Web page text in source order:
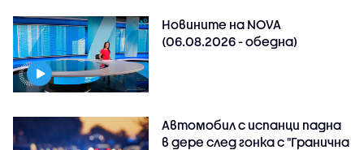
Новините на NOVA
(06.08.2026 - обедна)
Автомобил с испанци падна
в дере след гонка с "Гранична